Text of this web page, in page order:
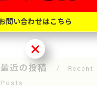
宅配
専門店
最近の投稿
Recent
Posts
お問い合わせはこちら
問い合わせはこちら